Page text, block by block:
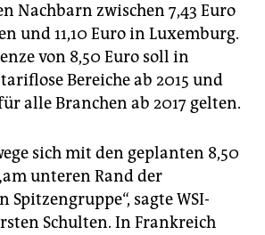
Nachbarn zwischen 7,43 Euro
und 11,10 Euro in Luxemburg.
von 8,50 Euro soll in
Bereiche ab 2015 und
alle Branchen ab 2017 gelten.
sich mit den geplanten 8,50
unteren Rand der
Spitzengruppe“, sagte WSI-
Schulten. In Frankreich